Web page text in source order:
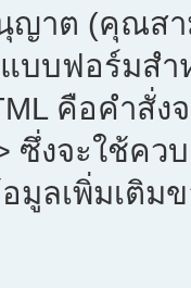
ญาต (คุณส
บบฟอร์มสำ
คือคำสั่ง
ซึ่งจะใช้ค
ลเพิ่มเติม